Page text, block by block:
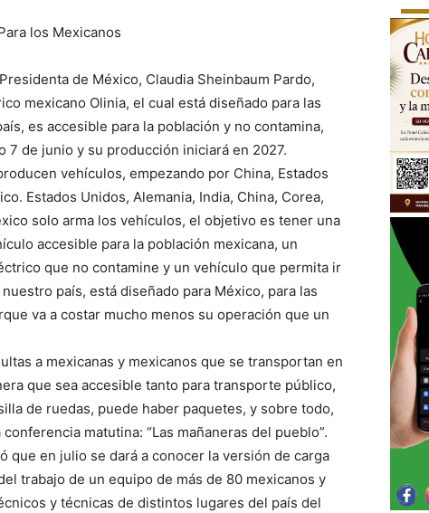
los Mexicanos
de México, Claudia Sheinbaum Pardo,
mexicano Olinia, el cual está diseñado para las
es accesible para la población y no contamina,
de junio y su producción iniciará en 2027.
vehículos, empezando por China, Estados
Estados Unidos, Alemania, India, China, Corea,
solo arma los vehículos, el objetivo es tener una
accesible para la población mexicana, un
que no contamine y un vehículo que permita ir
país, está diseñado para México, para las
va a costar mucho menos su operación que un
a mexicanas y mexicanos que se transportan en
que sea accesible tanto para transporte público,
de ruedas, puede haber paquetes, y sobre todo,
matutina: “Las mañaneras del pueblo”.
que en julio se dará a conocer la versión de carga
trabajo de un equipo de más de 80 mexicanos y
y técnicas de distintos lugares del país del